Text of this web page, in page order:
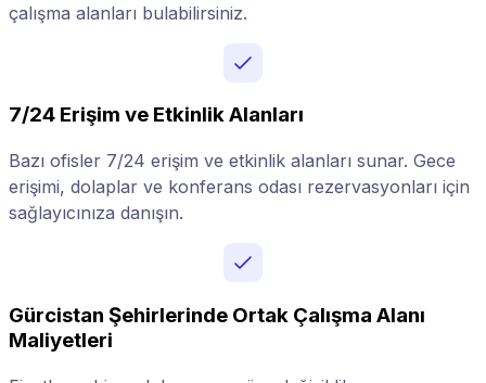
çalışma alanları bulabilirsiniz.
7/24 Erişim ve Etkinlik Alanları
Bazı ofisler 7/24 erişim ve etkinlik alanları sunar. Gece
erişimi, dolaplar ve konferans odası rezervasyonları için
sağlayıcınıza danışın.
Gürcistan Şehirlerinde Ortak Çalışma Alanı
Maliyetleri